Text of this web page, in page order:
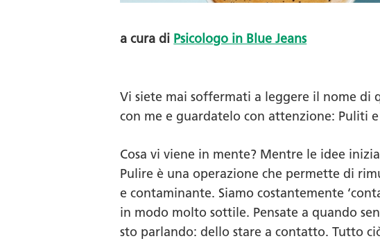
a cura di Psicologo in Blue Jeans
Vi siete mai soffermati a leggere il nome di
con me e guardatelo con attenzione: Puliti
Cosa vi viene in mente? Mentre le idee
Pulire è una operazione che permette di
e contaminante. Siamo costantemente
in modo molto sottile. Pensate a quando
sto parlando: dello stare a contatto. Tutto